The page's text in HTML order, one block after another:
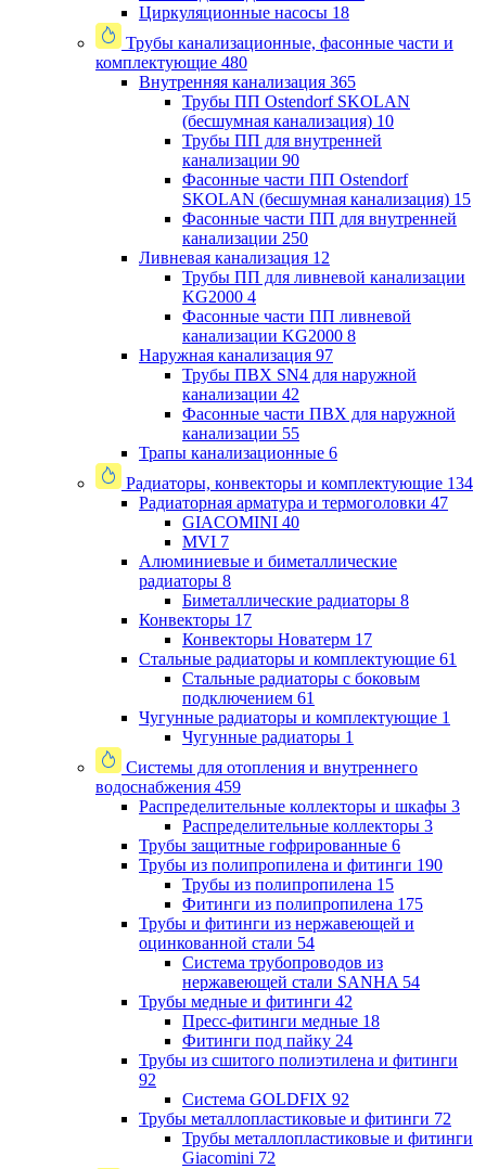
Циркуляционные насосы 18
Трубы канализационные, фасонные части и
комплектующие 480
Внутренняя канализация 365
Трубы ПП Ostendorf SKOLAN
(бесшумная канализация) 10
Трубы ПП для внутренней
канализации 90
Фасонные части ПП Ostendorf
SKOLAN (бесшумная канализация) 15
Фасонные части ПП для внутренней
канализации 250
Ливневая канализация 12
Трубы ПП для ливневой канализации
KG2000 4
Фасонные части ПП ливневой
канализации KG2000 8
Наружная канализация 97
Трубы ПВХ SN4 для наружной
канализации 42
Фасонные части ПВХ для наружной
канализации 55
Трапы канализационные 6
Радиаторы, конвекторы и комплектующие 134
Радиаторная арматура и термоголовки 47
GIACOMINI 40
MVI 7
Алюминиевые и биметаллические
радиаторы 8
Биметаллические радиаторы 8
Конвекторы 17
Конвекторы Новатерм 17
Стальные радиаторы и комплектующие 61
Стальные радиаторы с боковым
подключением 61
Чугунные радиаторы и комплектующие 1
Чугунные радиаторы 1
Системы для отопления и внутреннего
водоснабжения 459
Распределительные коллекторы и шкафы 3
Распределительные коллекторы 3
Трубы защитные гофрированные 6
Трубы из полипропилена и фитинги 190
Трубы из полипропилена 15
Фитинги из полипропилена 175
Трубы и фитинги из нержавеющей и
оцинкованной стали 54
Система трубопроводов из
нержавеющей стали SANHA 54
Трубы медные и фитинги 42
Пресс-фитинги медные 18
Фитинги под пайку 24
Трубы из сшитого полиэтилена и фитинги
92
Система GOLDFIX 92
Трубы металлопластиковые и фитинги 72
Трубы металлопластиковые и фитинги
Giacomini 72